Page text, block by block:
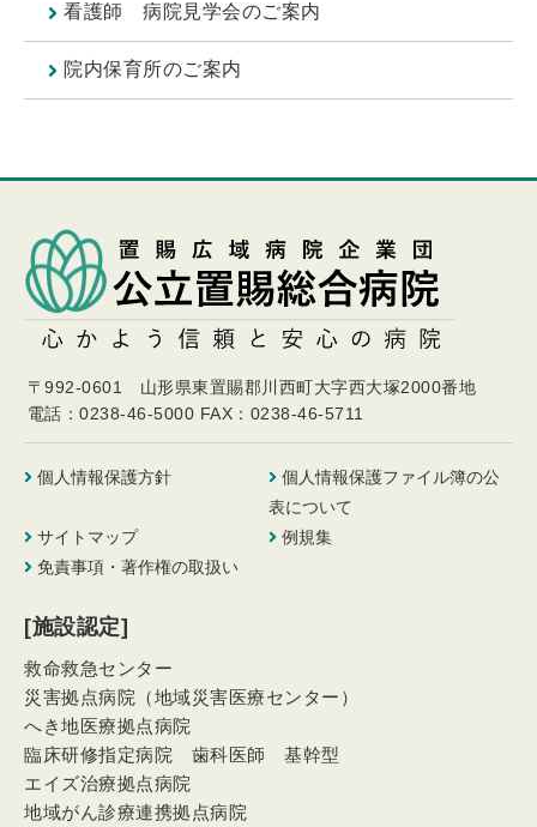
看護師 病院見学会のご案内
院内保育所のご案内
〒992-0601 山形県東置賜郡川西町大字西大塚2000番地
電話：0238-46-5000 FAX：0238-46-5711
個人情報保護方針
個人情報保護ファイル簿の公
表について
サイトマップ
例規集
免責事項・著作権の取扱い
[施設認定]
救命救急センター
災害拠点病院（地域災害医療センター）
へき地医療拠点病院
臨床研修指定病院 歯科医師 基幹型
エイズ治療拠点病院
地域がん診療連携拠点病院